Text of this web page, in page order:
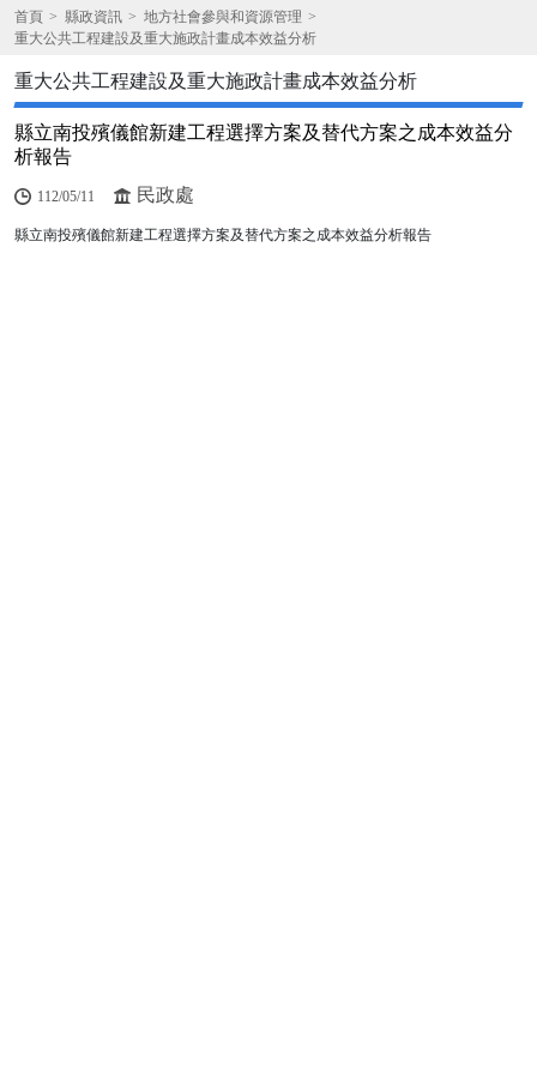
首頁 縣政資訊
地方社會參與和資源管理
重大公共工程建設及重大施政計畫成本效益分析
重大公共工程建設及重大施政計畫成本效益分析
縣立南投殯儀館新建工程選擇方案及替代方案之成本效益分
析報告
112/05/11 民政處
縣立南投殯儀館新建工程選擇方案及替代方案之成本效益分析報告